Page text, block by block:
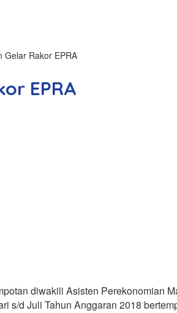
Gelar Rakor EPRA
EPRA
diwakili Asisten
s/d Juli Tahun Anggaran 2018